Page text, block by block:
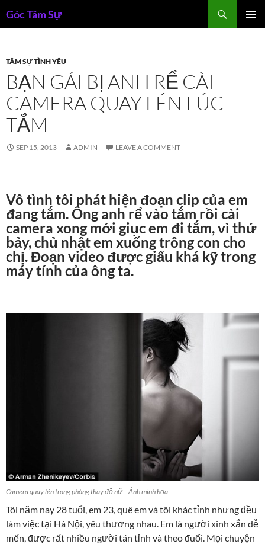
toGóc Tâm Sự
TÂM SỰ TÌNH YÊU
BẠN GÁI BỊ ANH RỂ CÀI
CAMERA QUAY LÉN LÚC
TẮM
SEP 15, 2013 ADMIN LEAVE A COMMENT
Vô tình tôi phát hiện đoạn clip của em
đang tắm. Ông anh rể vào tắm rồi cài
camera xong mới giục em đi tắm, vì thứ
bảy, chủ nhật em xuống trông con cho
chị. Đoạn video được giấu khá kỹ trong
máy tính của ông ta.
Camera quay lén trong phòng thay đồ nữ – Ảnh minh họa
Tôi năm nay 28 tuổi, em 23, quê em và tôi khác tỉnh nhưng đều
làm việc tại Hà Nội, yêu thương nhau. Em là người xinh xắn dễ
mến, được rất nhiều người tán tỉnh và theo đuổi. Mọi chuyện